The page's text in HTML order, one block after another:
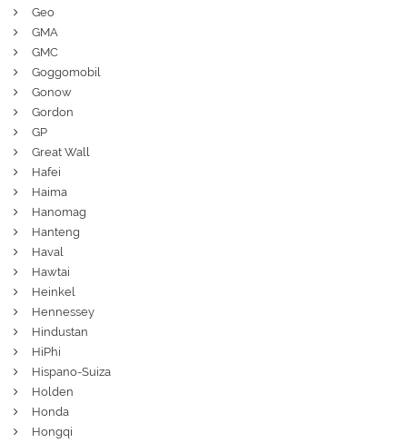
Geo
GMA
GMC
Goggomobil
Gonow
Gordon
GP
Great Wall
Hafei
Haima
Hanomag
Hanteng
Haval
Hawtai
Heinkel
Hennessey
Hindustan
HiPhi
Hispano-Suiza
Holden
Honda
Hongqi